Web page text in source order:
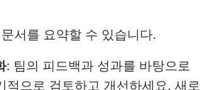
서를 요약할 수 있습니다.
: 팀의 피드백과 성과를 바탕으로
적으로 검토하고 개선하세요. 새로